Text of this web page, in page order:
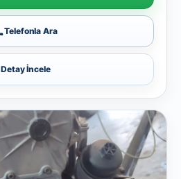
Telefonla Ara
Detay İncele